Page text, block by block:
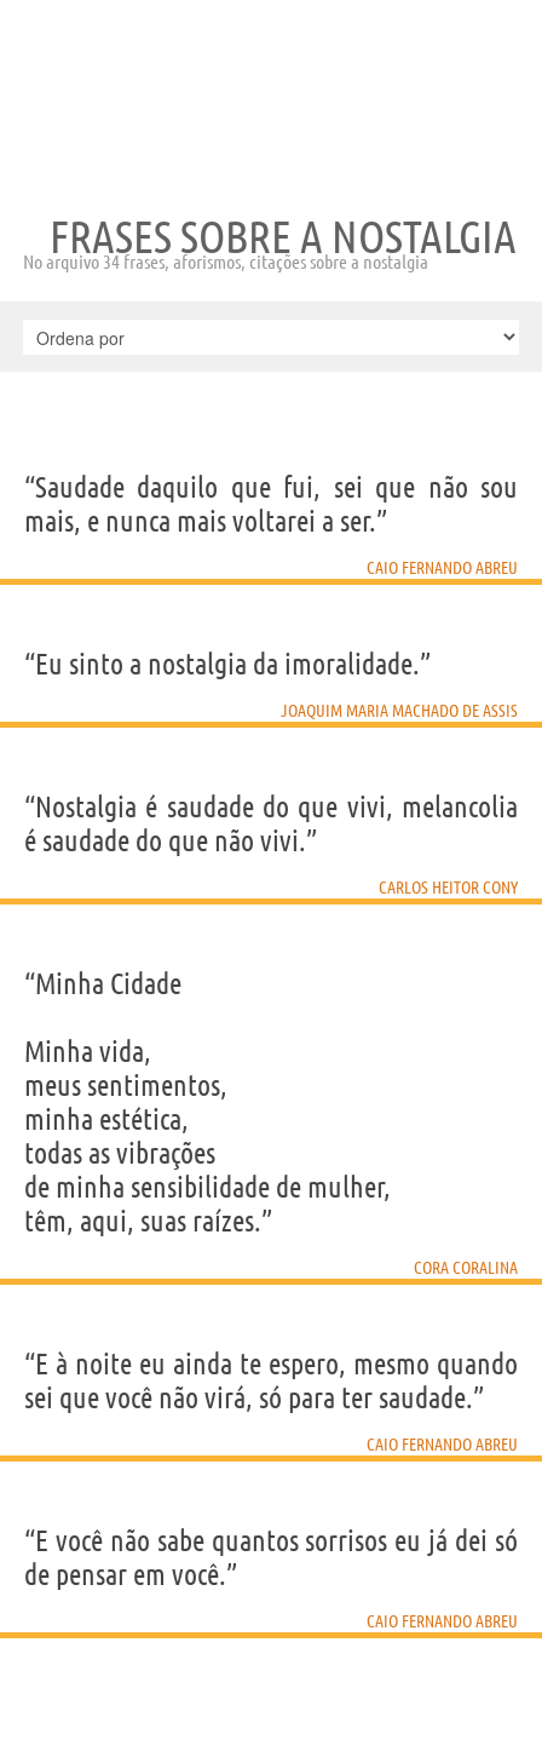
FRASES SOBRE A NOSTALGIA
No arquivo 34 frases, aforismos, citações sobre a nostalgia
“Saudade daquilo que fui, sei que não sou
mais, e nunca mais voltarei a ser.”
CAIO FERNANDO ABREU
“Eu sinto a nostalgia da imoralidade.”
JOAQUIM MARIA MACHADO DE ASSIS
“Nostalgia é saudade do que vivi, melancolia
é saudade do que não vivi.”
CARLOS HEITOR CONY
“Minha Cidade
Minha vida,
meus sentimentos,
minha estética,
todas as vibrações
de minha sensibilidade de mulher,
têm, aqui, suas raízes.”
CORA CORALINA
“E à noite eu ainda te espero, mesmo quando
sei que você não virá, só para ter saudade.”
CAIO FERNANDO ABREU
“E você não sabe quantos sorrisos eu já dei só
de pensar em você.”
CAIO FERNANDO ABREU